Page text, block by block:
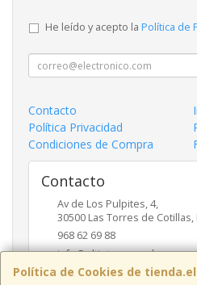
Política de Cookies de
He leído y acepto la Política de
Contacto
Política Privacidad
Condiciones de Compra
Contacto
Av de Los Pulpites, 4,
30500 Las Torres de Cotillas,
968 62 69 88